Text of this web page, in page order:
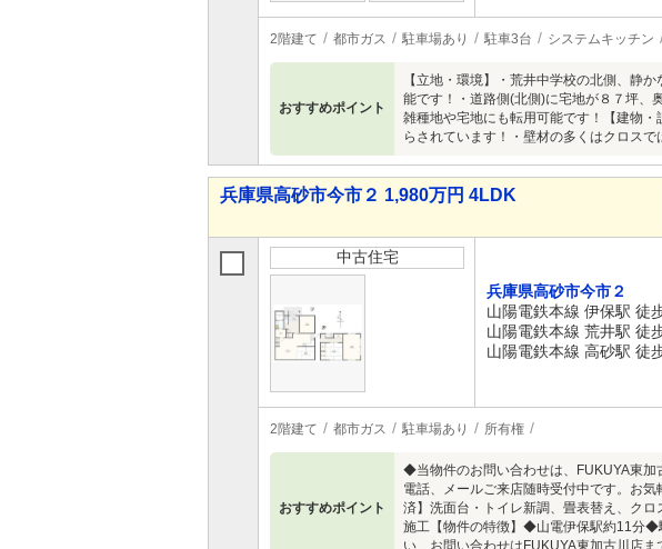
2階建て 都市ガス 駐車場あり 駐車3台 システムキッチン
おすすめポイント
【立地・環境】・荒井中学校の北側、静
能です！・道路側(北側)に宅地が８７坪、
雑種地や宅地にも転用可能です！【建物
らされています！・壁材の多くはクロス
兵庫県高砂市今市２ 1,980万円 4LDK
中古住宅
兵庫県高砂市今市２
山陽電鉄本線 伊保駅 徒
山陽電鉄本線 荒井駅 徒
山陽電鉄本線 高砂駅 徒
2階建て 都市ガス 駐車場あり 所有権
おすすめポイント
◆当物件のお問い合わせは、FUKUYA東
電話、メールご来店随時受付中です。お
済】洗面台・トイレ新調、畳表替え、ク
施工【物件の特徴】◆山電伊保駅約11分
い お問い合わせはFUKUYA東加古川店ま